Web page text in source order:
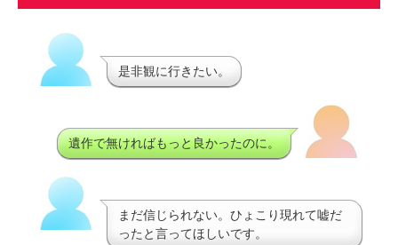
是非観に行きたい。
遺作で無ければもっと良かったのに。
まだ信じられない。ひょこり現れて嘘だ
ったと言ってほしいです。